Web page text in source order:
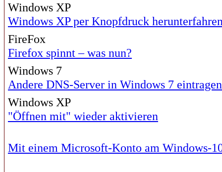
Windows XP
Windows XP per Knopfdruck
FireFox
Firefox spinnt – was nun?
Windows 7
Andere DNS-Server in Windows 7 eintragen
Windows XP
"Öffnen mit" wieder aktivieren
Mit einem Microsoft-Konto am Windows-